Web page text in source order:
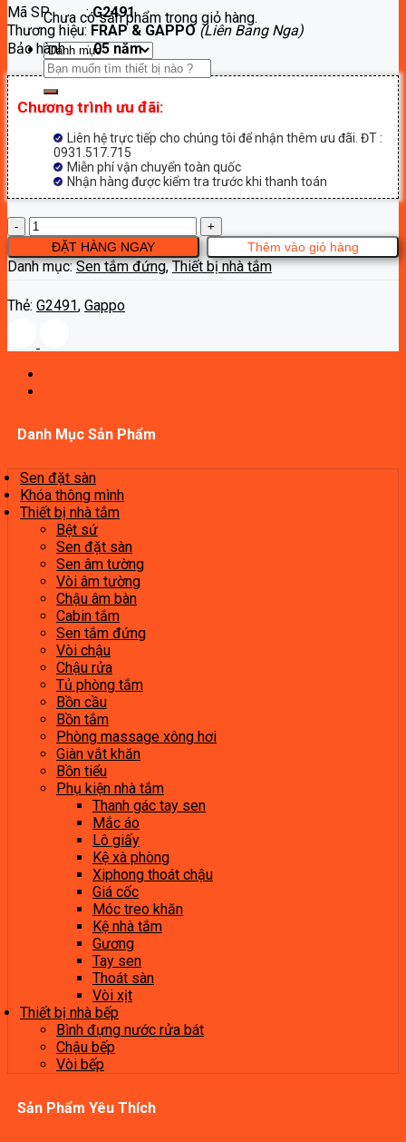
Chưa có sản phẩm trong giỏ hàng.
Tìm
kiếm:
là:
10,600,000₫.
tại
là:
5,830,000₫.
Mã SP :G2491
Thương hiệu: FRAP & GAPPO(Liên Bang Nga)
Bảo hành :05 năm
Chương trình ưu đãi:
Liên hệ trực tiếp cho chúng tôi để nhận thêm ưu đãi. ĐT :
0931.517.715
Miễn phí vận chuyển toàn quốc
Nhận hàng được kiểm tra trước khi thanh toán
Sen
cây
tắm
khóa
độ
G2491
lượng
Thêm vào giỏ hàng
ĐẶT HÀNG NGAY
Danh mục:Sen tắm đứng,Thiết bị nhà tắm
Thẻ: G2491, Gappo
Danh Mục Sản Phẩm
Sen đặt sàn
Khóa thông mình
Thiết bị nhà tắm
Bệt sứ
Sen đặt sàn
Sen âm tường
Vòi âm tường
Chậu âm bàn
Cabin tắm
Sen tắm đứng
Vòi chậu
Chậu rửa
Tủ phòng tắm
Bồn cầu
Bồn tắm
Phòng massage xông hơi
Giàn vắt khăn
Bồn tiểu
Phụ kiện nhà tắm
Thanh gác tay sen
Mắc áo
Lô giấy
Kệ xà phòng
Xiphong thoát chậu
Giá cốc
Móc treo khăn
Kệ nhà tắm
Gương
Tay sen
Thoát sàn
Vòi xịt
Thiết bị nhà bếp
Bình đựng nước rửa bát
Chậu bếp
Vòi bếp
Sản Phẩm Yêu Thích